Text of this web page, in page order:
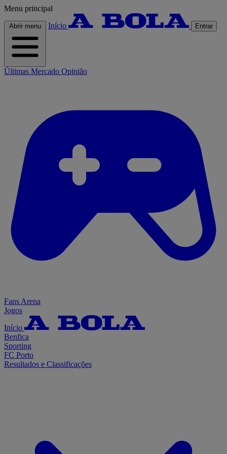
Menu principal
Abrir menu Início Entrar
Últimas Mercado Opinião
Fans Arena
Jogos
Início
Benfica
Sporting
FC Porto
Resultados e Classificações